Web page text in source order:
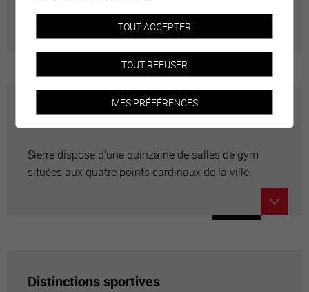
Salles de gym
Sierre dispose d’une quinzaine de salles de gym
situées aux quatre points cardinaux de la ville.
Distinctions sportives
TOUT ACCEPTER
TOUT REFUSER
MES PRÉFÉRENCES